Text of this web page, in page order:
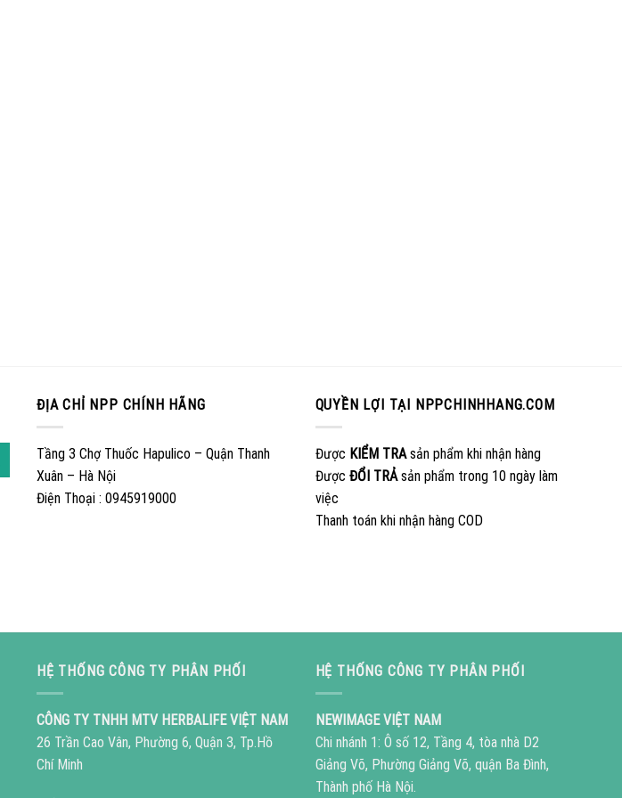
ĐỊA CHỈ NPP CHÍNH HÃNG
Tầng 3 Chợ Thuốc Hapulico – Quận Thanh
Xuân – Hà Nội
Điện Thoại : 0945919000
QUYỀN LỢI TẠI NPPCHINHHANG.COM
Được KIỂM TRAsản phẩm khi nhận hàng
Được ĐỔI TRẢsản phẩm trong 10 ngày làm
việc
Thanh toán khi nhận hàng COD
HỆ THỐNG CÔNG TY PHÂN PHỐI
CÔNG TY TNHH MTV HERBALIFE VIỆT NAM
26 Trần Cao Vân, Phường 6, Quận 3, Tp.Hồ
Chí Minh
HỆ THỐNG CÔNG TY PHÂN PHỐI
NEWIMAGE VIỆT NAM
Chi nhánh 1: Ô số 12, Tầng 4, tòa nhà D2
Giảng Võ, Phường Giảng Võ, quận Ba Đình,
Thành phố Hà Nội.